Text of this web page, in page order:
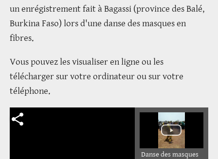
un enrégistrement fait à Bagassi (province des Balé,
Burkina Faso) lors d'une danse des masques en
fibres.
Vous pouvez les visualiser en ligne ou les
télécharger sur votre ordinateur ou sur votre
téléphone.
Danse des masques